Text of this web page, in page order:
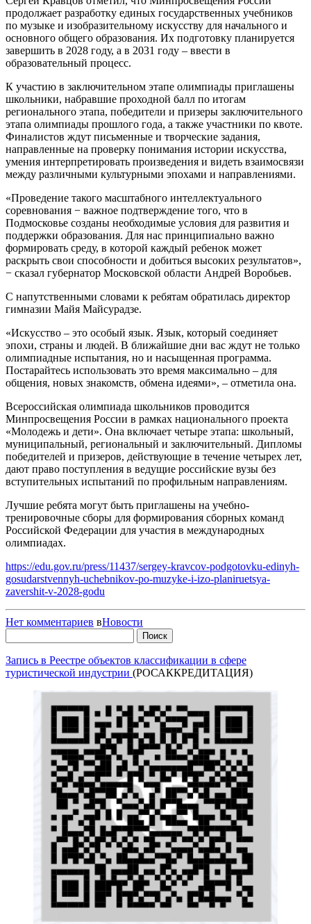
продолжает разработку единых государственных учебников
по музыке и изобразительному искусству для начального и
основного общего образования. Их подготовку планируется
завершить в 2028 году, а в 2031 году – ввести в
образовательный процесс.
К участию в заключительном этапе олимпиады приглашены
школьники, набравшие проходной балл по итогам
регионального этапа, победители и призеры заключительного
этапа олимпиады прошлого года, а также участники по квоте.
Финалистов ждут письменные и творческие задания,
направленные на проверку понимания истории искусства,
умения интерпретировать произведения и видеть взаимосвязи
между различными культурными эпохами и направлениями.
«Проведение такого масштабного интеллектуального
соревнования − важное подтверждение того, что в
Подмосковье созданы необходимые условия для развития и
поддержки образования. Для нас принципиально важно
формировать среду, в которой каждый ребенок может
раскрыть свои способности и добиться высоких результатов»,
− сказал губернатор Московской области Андрей Воробьев.
С напутственными словами к ребятам обратилась директор
гимназии Майя Майсурадзе.
«Искусство – это особый язык. Язык, который соединяет
эпохи, страны и людей. В ближайшие дни вас ждут не только
олимпиадные испытания, но и насыщенная программа.
Постарайтесь использовать это время максимально – для
общения, новых знакомств, обмена идеями», – отметила она.
Всероссийская олимпиада школьников проводится
Минпросвещения России в рамках национального проекта
«Молодежь и дети». Она включает четыре этапа: школьный,
муниципальный, региональный и заключительный. Дипломы
победителей и призеров, действующие в течение четырех лет,
дают право поступления в ведущие российские вузы без
вступительных испытаний по профильным направлениям.
Лучшие ребята могут быть приглашены на учебно-
тренировочные сборы для формирования сборных команд
Российской Федерации для участия в международных
олимпиадах.
https://edu.gov.ru/press/11437/sergey-kravcov-podgotovku-edinyh-
gosudarstvennyh-uchebnikov-po-muzyke-i-izo-planiruetsya-
zavershit-v-2028-godu
Нет комментариев вНовости
Запись в Реестре объектов классификации в сфере
туристической индустрии (РОСАККРЕДИТАЦИЯ)